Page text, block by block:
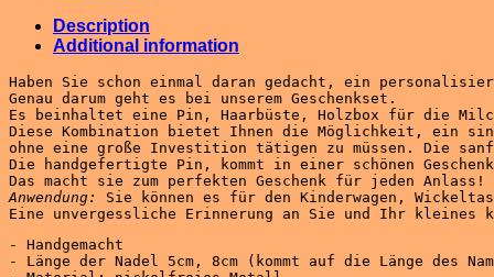
Description
Additional information
Haben Sie schon einmal daran gedacht, ein
Genau darum geht es bei unserem Geschenkset.
Es beinhaltet eine Pin, Haarbüste, Holzbox für die
Diese Kombination bietet Ihnen die Möglichkeit, ein
ohne eine große Investition tätigen zu müssen. Die
Die handgefertigte Pin, kommt in einer schönen
Anwendung:
Sie können es für den Kinderwagen,
Eine unvergessliche Erinnerung an Sie und Ihr kleines
- Handgemacht
- Länge der Nadel 5cm, 8cm (kommt auf die Länge des